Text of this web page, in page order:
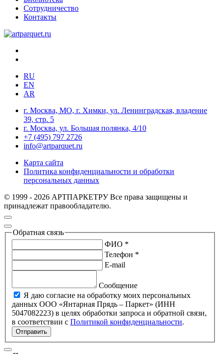
Сотрудничество
Контакты
RU
EN
AR
г. Москва, МО, г. Химки, ул. Ленинградская, владение
39, стр. 5
г. Москва, ул. Большая полянка, 4/10
+7 (495) 797 2726
info@artparquet.ru
Карта сайта
Политика конфиденциальности и обработки
персональных данных
© 1999 - 2026 АРТПАРКЕТРУ Все права защищены и
принадлежат правообладателю.
Обратная связь
ФИО *
Телефон *
E-mail
Сообщение
Я даю согласие на обработку моих персональных
данных ООО «Янтарная Прядь – Паркет» (ИНН
5047082223) в целях обработки запроса и обратной связи,
в соответствии с Политикой конфиденциальности.
Отправить